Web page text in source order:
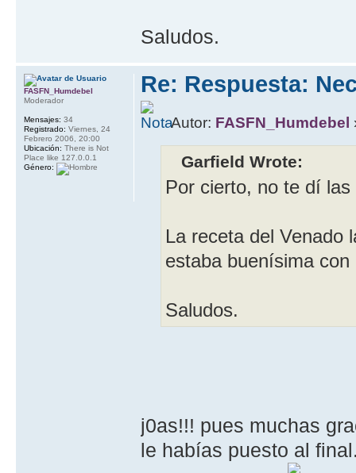
Saludos.
Re: Respuesta:
Autor: FASFN_Humdebel
Garfield Wrote:
Por cierto, no te dí
La receta del Venado
estaba buenísima
Saludos.
j0as!!! pues muchas
le habías puesto al
FASFN_Humdebel
Moderador
Mensajes: 34
Registrado: Viernes, 24
Febrero 2006, 20:00
Ubicación: There is Not
Place like 127.0.0.1
Género: